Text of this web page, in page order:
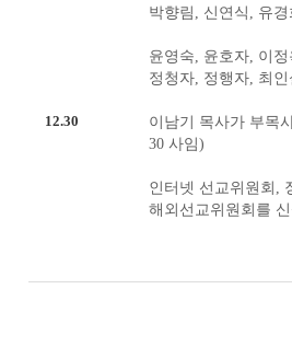
박향림, 신연식, 유
윤영숙, 윤호자, 이
정청자, 정행자, 최
12.30
이남기 목사가 부목
30 사임)
인터넷 선교위원회,
해외선교위원회를